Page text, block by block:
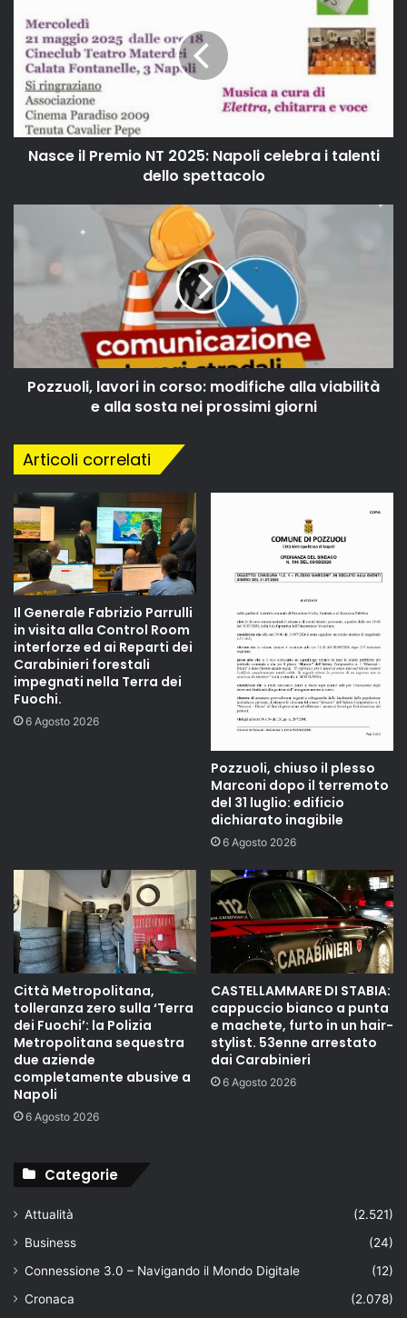
Nasce il Premio NT 2025: Napoli celebra i talenti
dello spettacolo
Pozzuoli, lavori in corso: modifiche alla viabilità
e alla sosta nei prossimi giorni
Articoli correlati
Il Generale Fabrizio Parrulli
in visita alla Control Room
interforze ed ai Reparti dei
Carabinieri forestali
impegnati nella Terra dei
Fuochi.
6 Agosto 2026
Pozzuoli, chiuso il plesso
Marconi dopo il terremoto
del 31 luglio: edificio
dichiarato inagibile
6 Agosto 2026
Città Metropolitana,
tolleranza zero sulla ‘Terra
dei Fuochi’: la Polizia
Metropolitana sequestra
due aziende
completamente abusive a
Napoli
6 Agosto 2026
CASTELLAMMARE DI STABIA:
cappuccio bianco a punta
e machete, furto in un hair-
stylist. 53enne arrestato
dai Carabinieri
6 Agosto 2026
Categorie
Attualità
(2.521)
Business
(24)
Connessione 3.0 – Navigando il Mondo Digitale
(12)
Cronaca
(2.078)